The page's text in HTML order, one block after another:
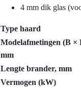
4 mm dik glas
Type haard
Modelafmetingen (B ×
mm
Lengte brander, mm
Vermogen (kW)